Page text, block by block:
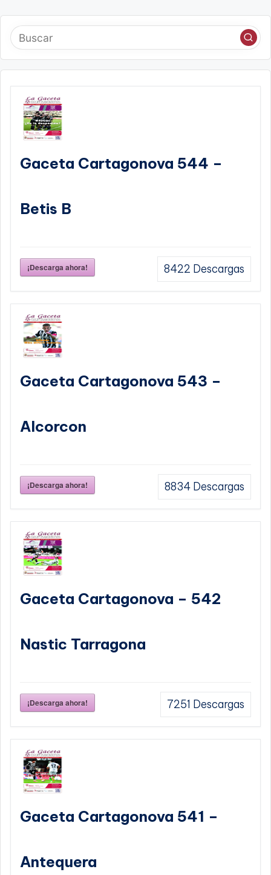
Gaceta Cartagonova 544 –
Betis B
¡Descarga ahora! 8422 Descargas
Gaceta Cartagonova 543 –
Alcorcon
¡Descarga ahora! 8834 Descargas
Gaceta Cartagonova – 542
Nastic Tarragona
¡Descarga ahora! 7251 Descargas
Gaceta Cartagonova 541 –
Antequera